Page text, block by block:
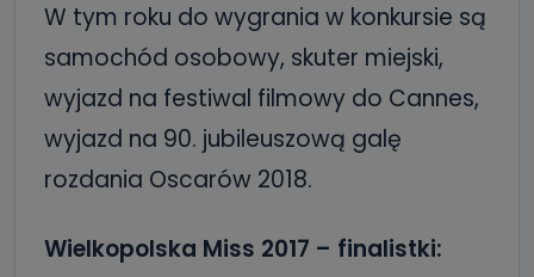
W tym roku do wygrania w konkursie są
samochód osobowy, skuter miejski,
wyjazd na festiwal filmowy do Cannes,
wyjazd na 90. jubileuszową galę
rozdania Oscarów 2018.
Wielkopolska Miss 2017 – finalistki: